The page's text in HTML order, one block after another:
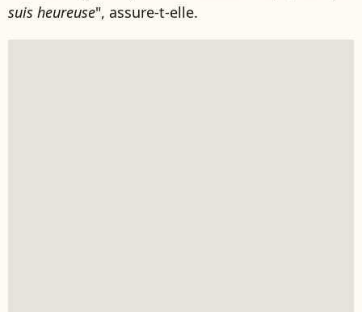
suis heureuse", assure-t-elle.